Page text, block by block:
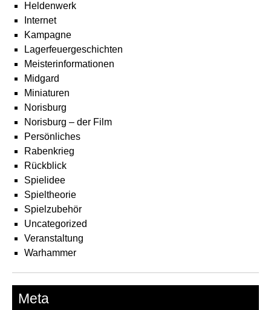
Heldenwerk
Internet
Kampagne
Lagerfeuergeschichten
Meisterinformationen
Midgard
Miniaturen
Norisburg
Norisburg – der Film
Persönliches
Rabenkrieg
Rückblick
Spielidee
Spieltheorie
Spielzubehör
Uncategorized
Veranstaltung
Warhammer
Meta